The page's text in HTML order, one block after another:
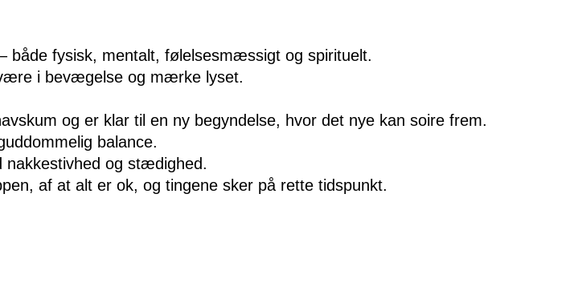
både fysisk, mentalt, følelsesmæssigt og spirituelt.
i bevægelse og mærke lyset.
og er klar til en ny begyndelse, hvor det nye kan soire frem.
balance.
og stædighed.
af at alt er ok, og tingene sker på rette tidspunkt.